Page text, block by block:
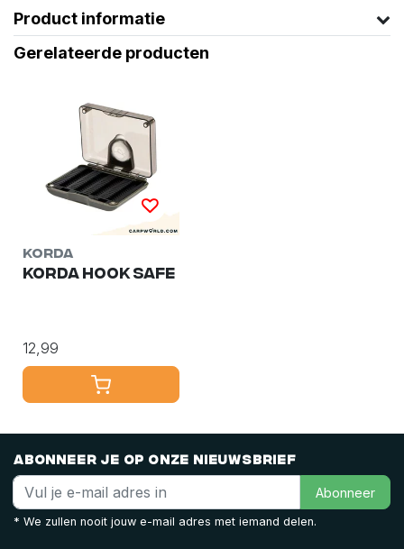
Product informatie
Gerelateerde producten
Korda
Korda Hook Safe
12,99
Abonneer je op onze nieuwsbrief
Abonneer
* We zullen nooit jouw e-mail adres met iemand delen.